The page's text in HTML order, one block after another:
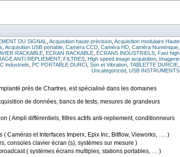
DU SIGNAL Acquisition haute précision Acquisition modulaire Haute
Acquisition USB portable Caméra CCD Caméra HD Caméra Numérique
RACKABLE ECRAN RACKABLE ECRANS INDUSTRIELS Fast high
ANTI REPLIEMENT, FILTRES High speed image acquisition Imagerie
industriels PC PORTABLE DURCI Son et Vibration TABLETTE DURCIE
Uncategorized USB INSTRUMENTS
près de Chartres, est spécialisé dans les domaines
de données, bancs de tests, mesures de grandeurs
( Ampli différentiels, filtres actifs anti-repliement, conditionneurs
( Caméras et Interfaces Imperx, Epix Inc, Bitflow, Vieworks, …. )
consoles clavier écran (s), systèmes sur mesure )
( systèmes écrans multiples, stations portables, … )